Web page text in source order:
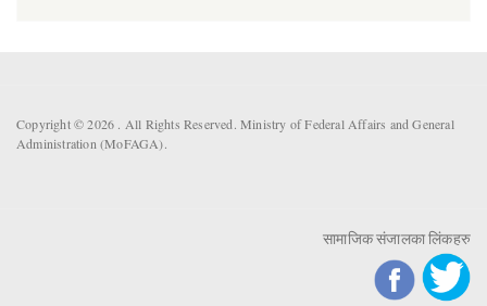
Copyright © 2026 . All Rights Reserved. Ministry of Federal Affairs and General
Administration (MoFAGA).
सामाजिक संजालका लिंकहरु